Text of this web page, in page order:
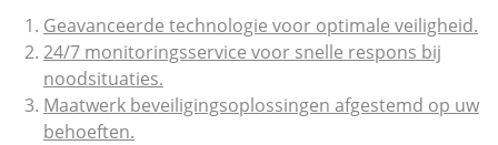
Geavanceerde technologie voor optimale veiligheid.
24/7 monitoringsservice voor snelle respons bij
noodsituaties.
Maatwerk beveiligingsoplossingen afgestemd op uw
behoeften.